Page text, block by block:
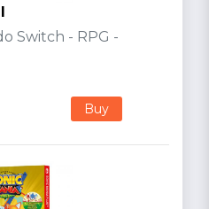
Switch - RPG -
Buy